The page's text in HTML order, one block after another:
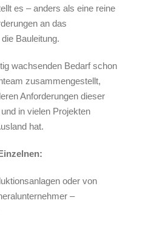
es – anders als eine reine
an das
Bauleitung.
wachsenden Bedarf schon
zusammengestellt,
Anforderungen dieser
in vielen Projekten
hat.
oder von
–